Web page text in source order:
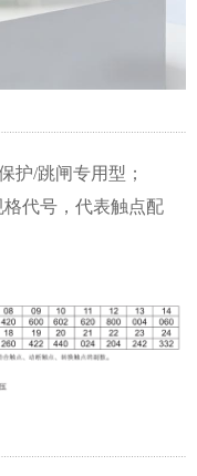
护/跳闸专用型；
代号，代表触点配